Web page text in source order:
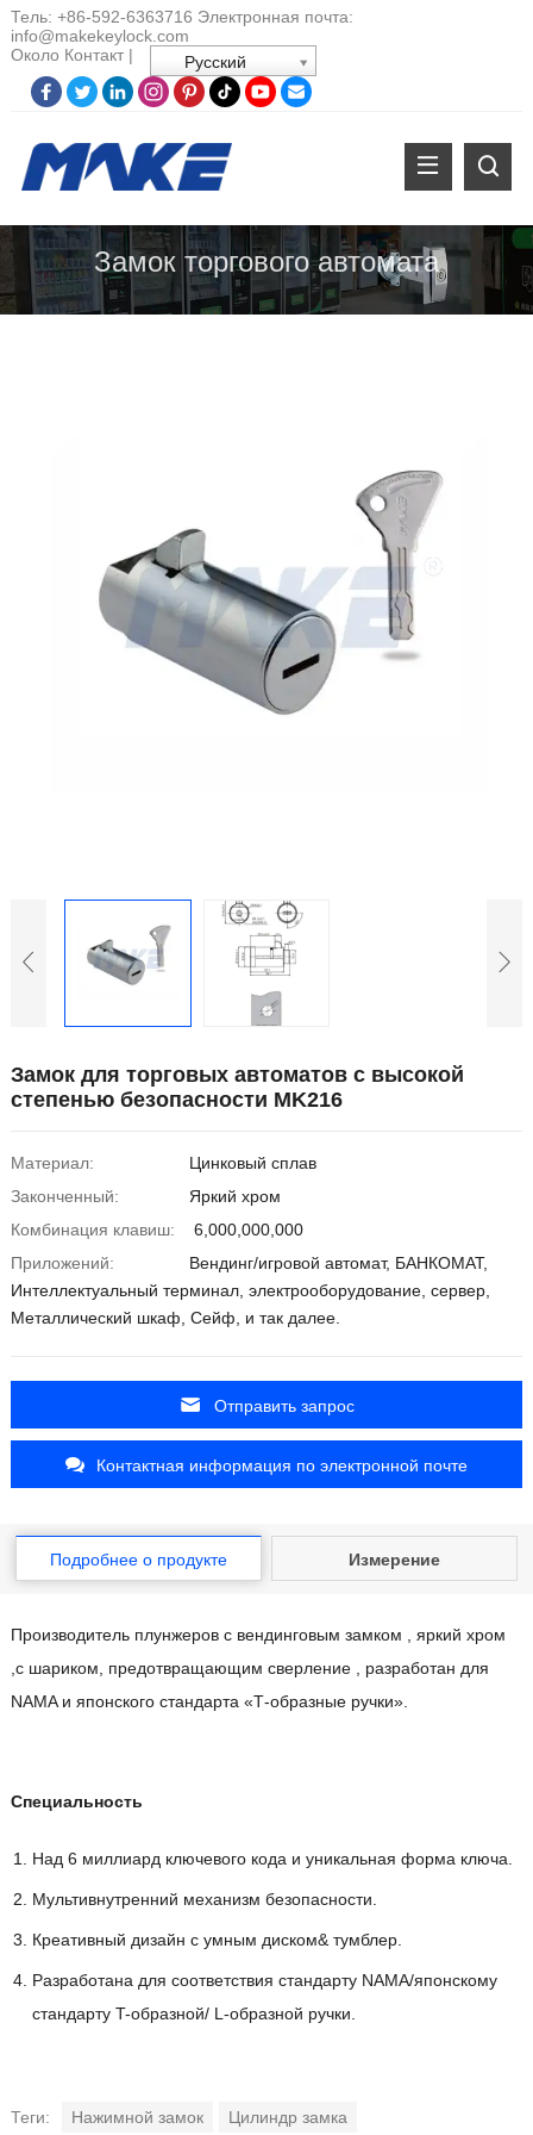
Тель: +86-592-6363716 Электронная почта:
info@makekeylock.com
Около Контакт| Русский
Замок торгового автомата
Замок для торговых автоматов с высокой
степенью безопасности MK216
Материал:
Цинковый сплав
Законченный:
Яркий хром
Комбинация клавиш:
6,000,000,000
Приложений:
Вендинг/игровой автомат, БАНКОМАТ,
Интеллектуальный терминал, электрооборудование, сервер,
Металлический шкаф, Сейф, и так далее.
Отправить запрос
Контактная информация по электронной почте
Подробнее о продукте Измерение
Производитель плунжеров с вендинговым замком , яркий хром
,с шариком, предотвращающим сверление , разработан для
NAMA и японского стандарта «Т-образные ручки».
Специальность
Над 6 миллиард ключевого кода и уникальная форма ключа.
Мультивнутренний механизм безопасности.
Креативный дизайн с умным диском& тумблер.
Разработана для соответствия стандарту NAMA/японскому
стандарту T-образной/ L-образной ручки.
Теги: Нажимной замок Цилиндр замка